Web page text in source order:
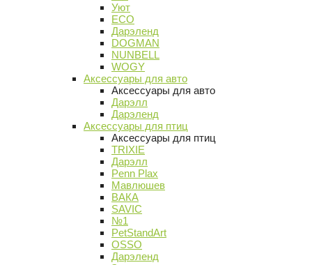
Уют
ECO
Дарэленд
DOGMAN
NUNBELL
WOGY
Аксессуары для авто
Аксессуары для авто
Дарэлл
Дарэленд
Аксессуары для птиц
Аксессуары для птиц
TRIXIE
Дарэлл
Penn Plax
Мавлюшев
ВАКА
SAVIC
№1
PetStandArt
OSSO
Дарэленд